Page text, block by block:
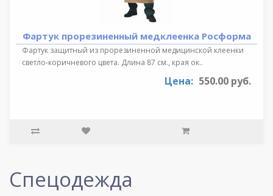
Фартук прорезиненный медклеенка Росформа
Фартук защитный из прорезиненной медицинской клеенки
светло-коричневого цвета. Длина 87 см., края ок..
Цена: 550.00 руб.
Спецодежда